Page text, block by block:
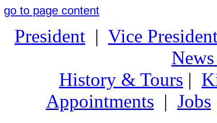
go to page content
President | Vice
History & Tours |
Appointments | Jobs